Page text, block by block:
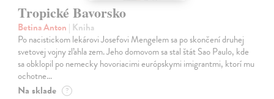
Tropické Bavorsko
Betina Anton | Kniha
Po nacistickom lekárovi Josefovi Mengelem sa po skončení druhej
svetovej vojny zľahla zem. Jeho domovom sa stal štát Sao Paulo, kde
sa obklopil po nemecky hovoriacimi európskymi imigrantmi, ktorí mu
ochotne…
Na sklade ?